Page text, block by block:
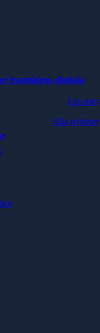
framtidens digitala
Läs mer
Alla nyheter